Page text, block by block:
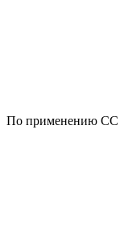
По применению CC